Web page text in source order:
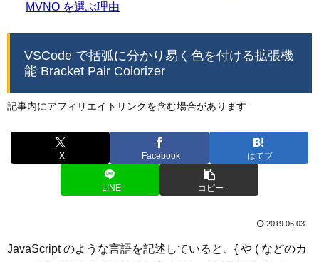
MVNO を選ぶ理由
VSCode で括弧に分かり易く色を付ける拡張機
能 Bracket Pair Colorizer
記事内にアフィリエイトリンクを含む場合があります
X Facebook はてブ
LINE コピー
2019.06.03
JavaScript のような言語を記述していると、{ や ( などのカ